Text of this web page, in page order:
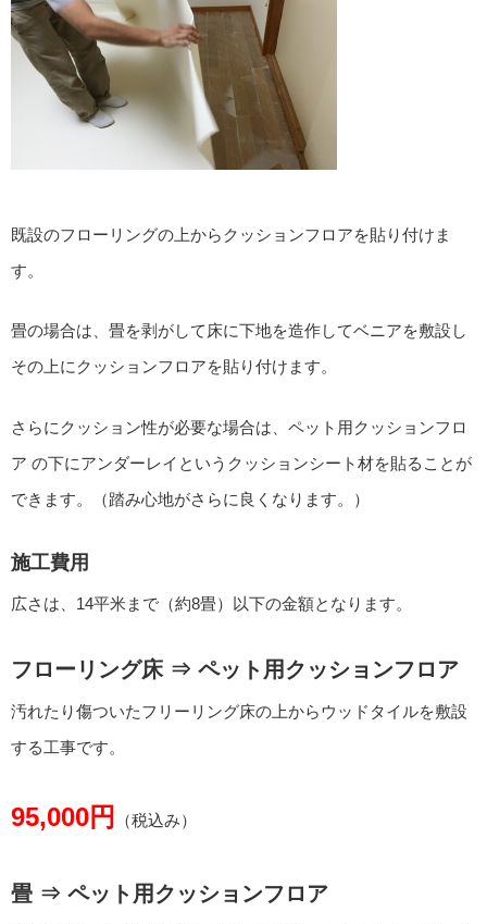
既設のフローリングの上からクッションフロアを貼り付けま
す。
畳の場合は、畳を剥がして床に下地を造作してベニアを敷設し
その上にクッションフロアを貼り付けます。
さらにクッション性が必要な場合は、ペット用クッションフロ
ア の下にアンダーレイというクッションシート材を貼ることが
できます。（踏み心地がさらに良くなります。）
施工費用
広さは、14平米まで（約8畳）以下の金額となります。
フローリング床 ⇒ ペット用クッションフロア
汚れたり傷ついたフリーリング床の上からウッドタイルを敷設
する工事です。
95,000円 （税込み）
畳 ⇒ ペット用クッションフロア